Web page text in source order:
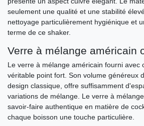
seulement une qualité et une stabilité
nettoyage particulièrement hygiénique et
terme de ce shaker.
Verre à mélange américain
Le verre à mélange américain fourni avec
véritable point fort. Son volume généreux
design classique, offre suffisamment
variations de mélange. Le verre à
savoir-faire authentique en matière de
chaque boisson une touche particulière.